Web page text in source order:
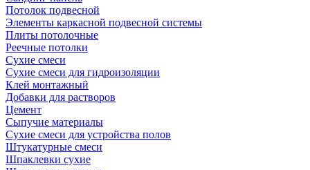
Потолок подвесной
Элементы каркасной подвесной системы
Плиты потолочные
Реечные потолки
Сухие смеси
Сухие смеси для гидроизоляции
Клей монтажный
Добавки для растворов
Цемент
Сыпучие материалы
Сухие смеси для устройства полов
Штукатурные смеси
Шпаклевки сухие